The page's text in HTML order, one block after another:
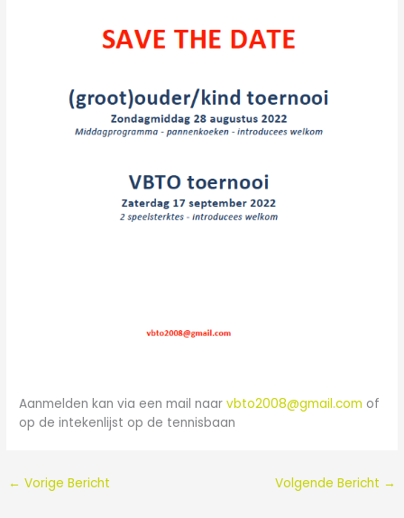
Aanmelden kan via een mail naarvbto2008@gmail.com of
op de intekenlijst op de tennisbaan
← Vorige Bericht Volgende Bericht →